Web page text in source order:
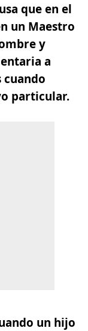
que en el
un Maestro
y
a
cuando
particular.
un hijo